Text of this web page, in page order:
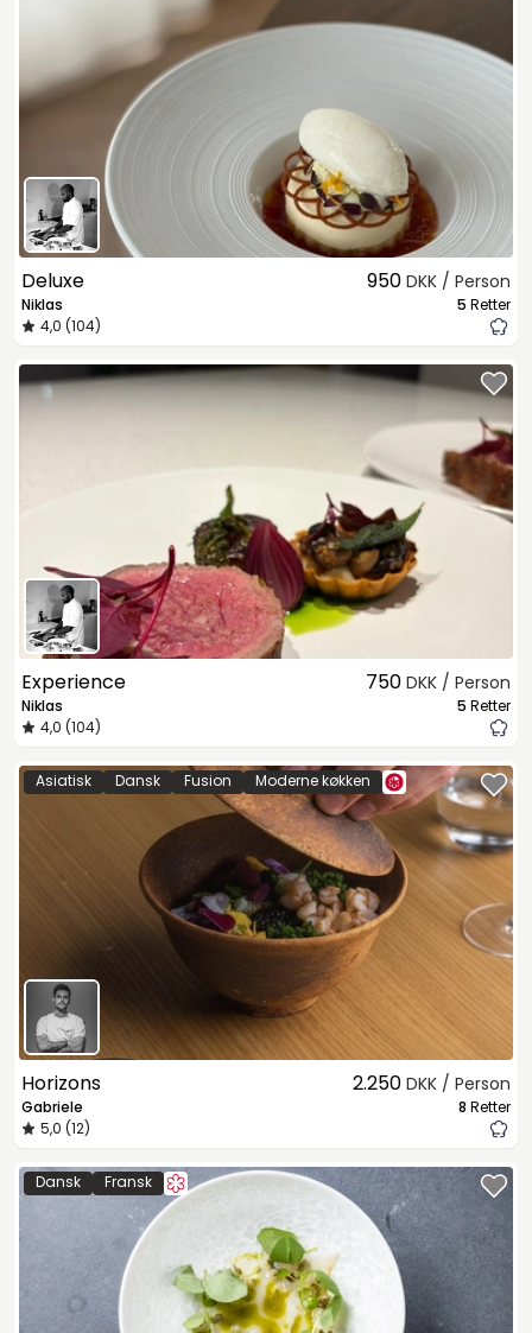
Deluxe
Niklas
4,0 (104)
950 DKK / Person
5 Retter
Experience
Niklas
4,0 (104)
750 DKK / Person
5 Retter
Asiatisk Dansk Fusion Moderne køkken
Horizons
Gabriele
5,0 (12)
2.250 DKK / Person
8 Retter
Dansk Fransk